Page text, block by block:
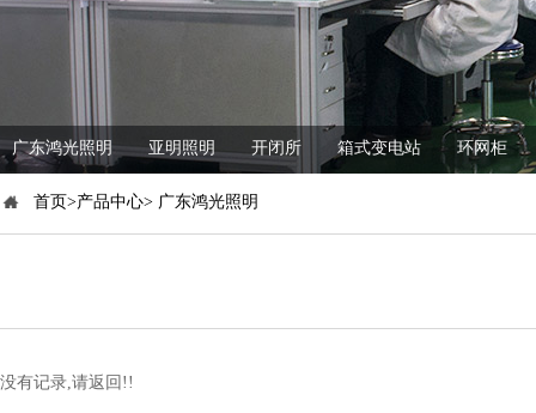
广东鸿光照明 亚明照明 开闭所 箱式变电站 环网柜
首页>产品中心> 广东鸿光照明
没有记录,请返回!!